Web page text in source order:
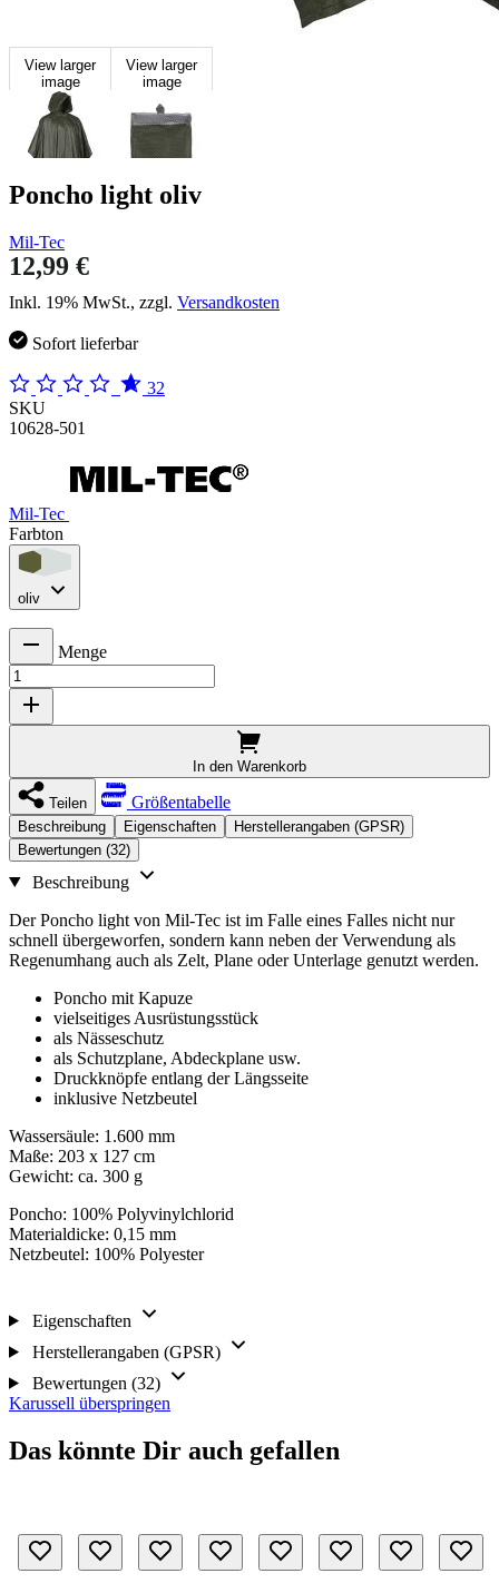
View larger
image
View larger
image
Poncho light oliv
Mil-Tec
12,99 €
Inkl. 19% MwSt., zzgl. Versandkosten
Sofort lieferbar
32
SKU
10628-501
Mil-Tec
Farbton
oliv
Menge
In den Warenkorb
Teilen Größentabelle
Beschreibung Eigenschaften
Herstellerangaben (GPSR)
Bewertungen (32)
Beschreibung
Der Poncho light von Mil-Tec ist im Falle eines Falles nicht nur
schnell übergeworfen, sondern kann neben der Verwendung als
Regenumhang auch als Zelt, Plane oder Unterlage genutzt werden.
Poncho mit Kapuze
vielseitiges Ausrüstungsstück
als Nässeschutz
als Schutzplane, Abdeckplane usw.
Druckknöpfe entlang der Längsseite
inklusive Netzbeutel
Wassersäule: 1.600 mm
Maße: 203 x 127 cm
Gewicht: ca. 300 g
Poncho: 100% Polyvinylchlorid
Materialdicke: 0,15 mm
Netzbeutel: 100% Polyester
Eigenschaften
Herstellerangaben (GPSR)
Bewertungen (32)
Karussell überspringen
Das könnte Dir auch gefallen